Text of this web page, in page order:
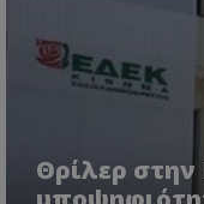
Θρίλερ στην